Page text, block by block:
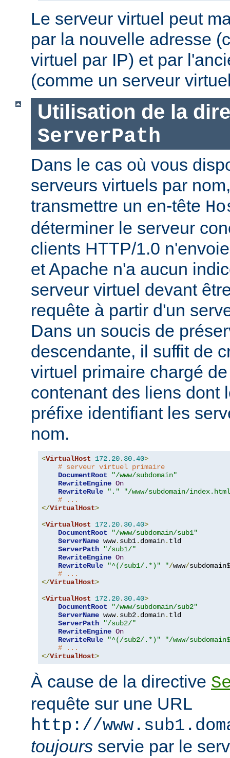
Le serveur virtuel peut
par la nouvelle adresse
virtuel par IP) et par
(comme un serveur
Utilisation de la
ServerPath
Dans le cas où vous
serveurs virtuels par
transmettre un en-tête
déterminer le serveur
clients HTTP/1.0
et Apache n'a aucun
serveur virtuel devant
requête à partir d'un
Dans un soucis de
descendante, il suffit de
virtuel primaire chargé
contenant des liens dont
préfixe identifiant les
nom.
<VirtualHost 172.20. 30.40>
# serveur virtuel primaire
DocumentRoot
"/www/subdomain"
RewriteEngine On
RewriteRule
"."
"/www/subdomain/
# ...
</VirtualHost>
<VirtualHost 172.20. 30.40>
DocumentRoot
"/www/subdomain/sub1"
ServerName www. sub1. domain. tld
ServerPath
"/sub1/"
RewriteEngine On
RewriteRule
"^(/sub1/.*)" "/www/
# ...
</VirtualHost>
<VirtualHost 172.20. 30.40>
DocumentRoot
"/www/subdomain/sub2"
ServerName www. sub2. domain. tld
ServerPath
"/sub2/"
RewriteEngine On
RewriteRule
"^(/sub2/.*)"
"/www/
# ...
</VirtualHost>
À cause de la directive
requête sur une URL
http://
toujours servie par le